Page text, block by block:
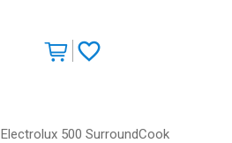
Electrolux 500 SurroundCook